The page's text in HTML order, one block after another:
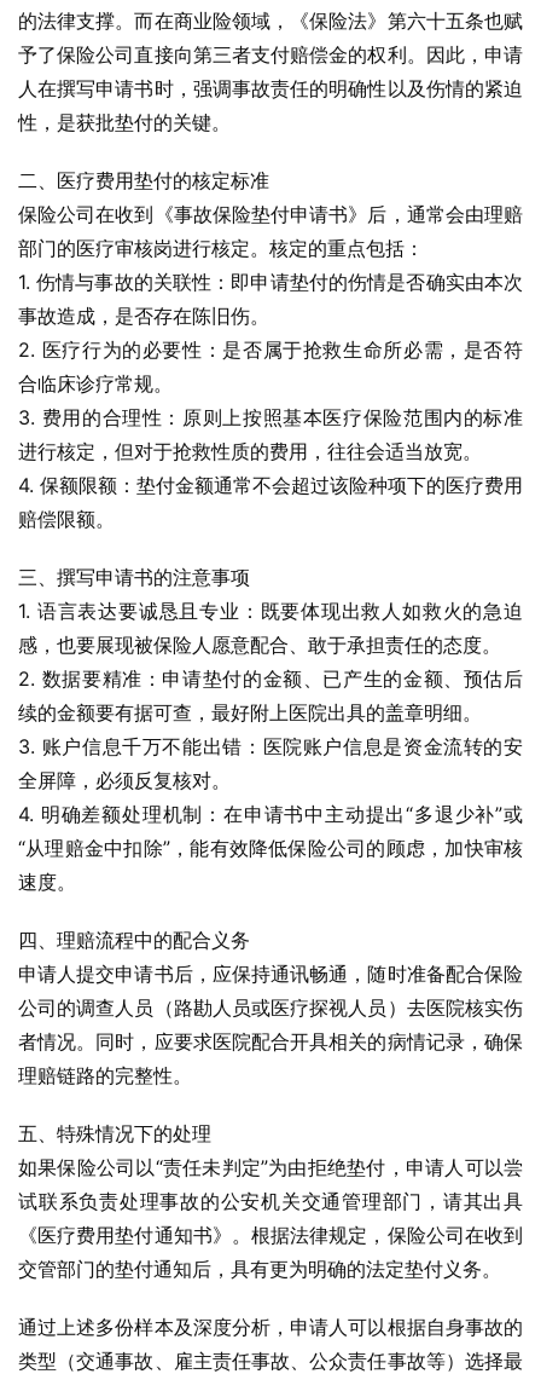
的法律支撑。而在商业险领域，《保险法》第六十五条也赋
予了保险公司直接向第三者支付赔偿金的权利。因此，申请
人在撰写申请书时，强调事故责任的明确性以及伤情的紧迫
性，是获批垫付的关键。
二、医疗费用垫付的核定标准
保险公司在收到《事故保险垫付申请书》后，通常会由理赔
部门的医疗审核岗进行核定。核定的重点包括：
1. 伤情与事故的关联性：即申请垫付的伤情是否确实由本次
事故造成，是否存在陈旧伤。
2. 医疗行为的必要性：是否属于抢救生命所必需，是否符
合临床诊疗常规。
3. 费用的合理性：原则上按照基本医疗保险范围内的标准
进行核定，但对于抢救性质的费用，往往会适当放宽。
4. 保额限额：垫付金额通常不会超过该险种项下的医疗费用
赔偿限额。
三、撰写申请书的注意事项
1. 语言表达要诚恳且专业：既要体现出救人如救火的急迫
感，也要展现被保险人愿意配合、敢于承担责任的态度。
2. 数据要精准：申请垫付的金额、已产生的金额、预估后
续的金额要有据可查，最好附上医院出具的盖章明细。
3. 账户信息千万不能出错：医院账户信息是资金流转的安
全屏障，必须反复核对。
4. 明确差额处理机制：在申请书中主动提出“多退少补”或
“从理赔金中扣除”，能有效降低保险公司的顾虑，加快审核
速度。
四、理赔流程中的配合义务
申请人提交申请书后，应保持通讯畅通，随时准备配合保险
公司的调查人员（路勘人员或医疗探视人员）去医院核实伤
者情况。同时，应要求医院配合开具相关的病情记录，确保
理赔链路的完整性。
五、特殊情况下的处理
如果保险公司以“责任未判定”为由拒绝垫付，申请人可以尝
试联系负责处理事故的公安机关交通管理部门，请其出具
《医疗费用垫付通知书》。根据法律规定，保险公司在收到
交管部门的垫付通知后，具有更为明确的法定垫付义务。
通过上述多份样本及深度分析，申请人可以根据自身事故的
类型（交通事故、雇主责任事故、公众责任事故等）选择最